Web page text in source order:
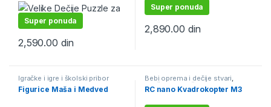
Super ponuda
2,590.00 din
Super ponuda
2,890.00 din
Igračke i igre i školski pribor
Figurice Maša i Medved
Bebi oprema i dečije stvari,
Igračke i igre i školski pribor ,
Igračke na daljinski
RC nano Kvadrokopter M3